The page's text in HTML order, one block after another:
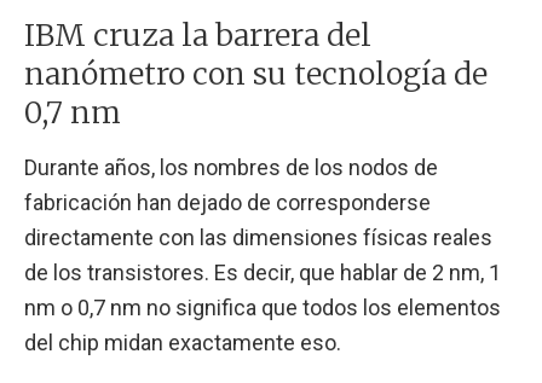
IBM cruza la barrera del
nanómetro con su tecnología de
0,7 nm
Durante años, los nombres de los nodos de
fabricación han dejado de corresponderse
directamente con las dimensiones físicas reales
de los transistores. Es decir, que hablar de 2 nm, 1
nm o 0,7 nm no significa que todos los elementos
del chip midan exactamente eso.